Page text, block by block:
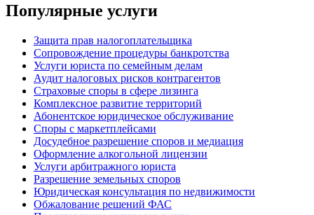
Популярные услуги
Защита прав налогоплательщика
Сопровождение процедуры банкротства
Услуги юриста по семейным делам
Аудит налоговых рисков контрагентов
Страховые споры в сфере лизинга
Комплексное развитие территорий
Абонентское юридическое обслуживание
Споры с маркетплейсами
Досудебное разрешение споров и медиация
Оформление алкогольной лицензии
Услуги арбитражного юриста
Разрешение земельных споров
Юридическая консультация по недвижимости
Обжалование решений ФАС